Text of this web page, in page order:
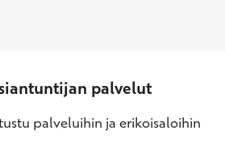
palvelut
palveluihin ja erikoisaloihin